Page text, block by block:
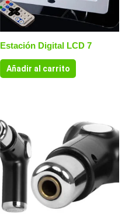
Estación Digital LCD 7
Añadir al carrito